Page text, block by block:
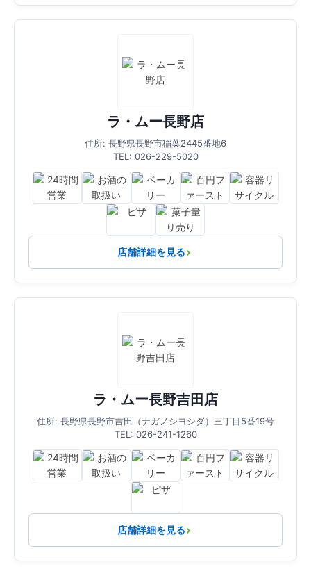
ラ・ムー長野店
住所: 長野県長野市稲葉2445番地6
TEL: 026-229-5020
店舗詳細を見る
ラ・ムー長野吉田店
住所: 長野県長野市吉田（ナガノシヨシダ）三丁目5番19号
TEL: 026-241-1260
店舗詳細を見る